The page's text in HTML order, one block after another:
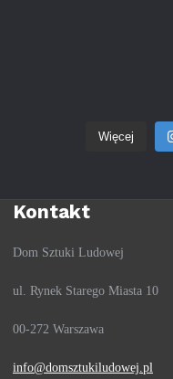
Więcej
Kontakt
Dom Sztuki Ludowej
ul. Rynek Starego Miasta 10
00-272 Warszawa
info@domsztukiludowej.pl